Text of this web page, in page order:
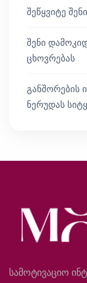
შეწყვიტე
შენი
ცხოვრებას
განშორების
ნერუდას
სამოტივაციო